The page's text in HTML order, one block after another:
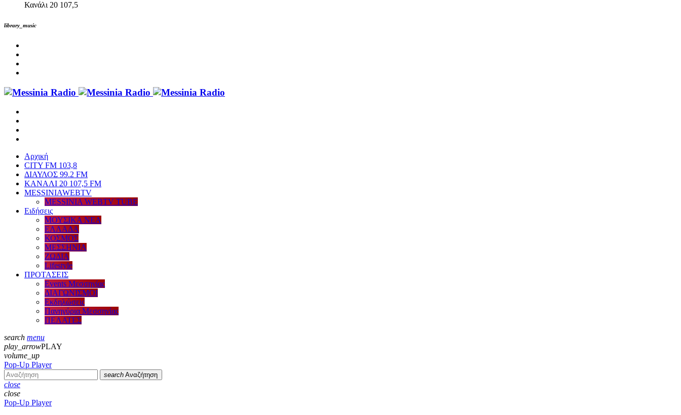
Κανάλι 20 107,5
library_music
Αρχική
CITY FM 103,8
ΔΙΑΥΛΟΣ 99.2 FM
ΚΑΝΑΛΙ 20 107,5 FM
MESSINIAWEBTV
MESSINIA WEBTV TUBE
Eιδήσεις
ΜΟΥΣΙΚΑ ΝΕΑ
ΕΛΛΑΔΑ
ΚΟΣΜΟΣ
ΜΕΣΣΗΝΙΑ
ΖΩΔΙΑ
Lifestyle
ΠΡΟΤΑΣΕΙΣ
Events Μεσσηνίας
ΔΙΑΓΩΝΙΣΜΟΙ
Εκδηλώσεις
Πανηγύρια Μεσσηνίας
ΠΕΛΑΤΕΣ
search menu
play_arrowPLAY
volume_up
Pop-Up Player
search Αναζήτηση
close
close
Pop-Up Player